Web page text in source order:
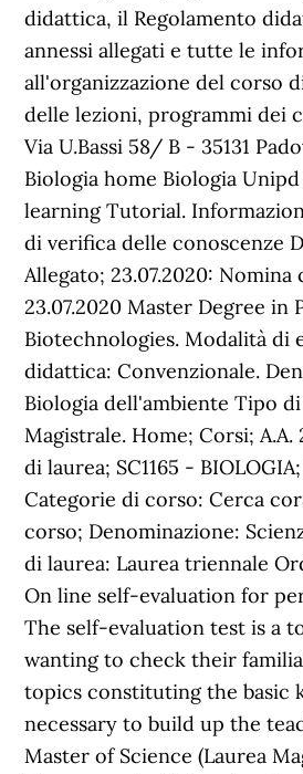
didattica, il Regolamento
annessi allegati e tutte le
all'organizzazione del corso
delle lezioni, programmi dei
Via U.Bassi 58/ B - 35131
Biologia home Biologia
learning Tutorial.
di verifica delle conoscenze
Allegato; 23.07.2020: Nomina
23.07.2020 Master Degree in
Biotechnologies. Modalità di
didattica: Convenzionale.
Biologia dell'ambiente Tipo
Magistrale. Home; Corsi; A.A.
di laurea; SC1165 -
Categorie di corso: Cerca
corso; Denominazione:
di laurea: Laurea triennale
On line self-evaluation for
The self-evaluation test is a
wanting to check their
topics constituting the basic
necessary to build up the
Master of Science (Laurea